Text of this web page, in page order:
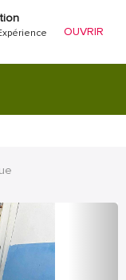
OUVRIR